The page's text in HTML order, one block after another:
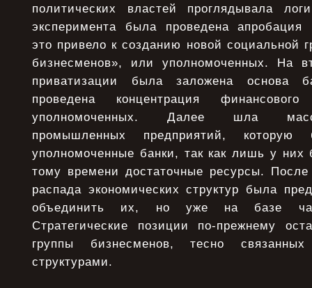
политических властей проглядывала
эксперимента была проведена
это привело к созданию новой социальной
бизнесменов», или уполномоченных. На
приватизации была заложена основа
проведена концентрация
уполномоченных. Далее шла
промышленных предприятий,
уполномоченные банки, так как лишь у них
тому времени достаточные ресурсы.
распада экономических структур была
объединить их, но уже на базе
Стратегические позиции по-прежнему
группы бизнесменов, тесно
структурами.